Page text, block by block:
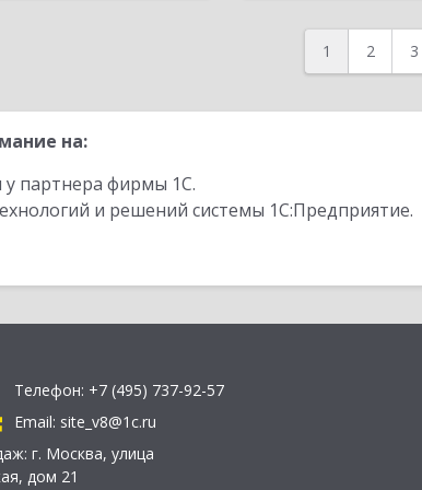
1 2 3
на:
партнера фирмы 1С.
и решений системы 1С:Предприятие.
Телефон: +7 (495) 737-92-57
Email: site_v8@1c.ru
г. Москва, улица
дом 21